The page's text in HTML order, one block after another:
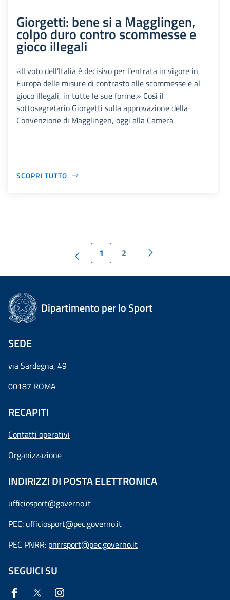
Giorgetti: bene si a Magglingen,
colpo duro contro scommesse e
gioco illegali
«Il voto dell’Italia è decisivo per l’entrata in vigore in
Europa delle misure di contrasto alle scommesse e al
gioco illegali, in tutte le sue forme.» Così il
sottosegretario Giorgetti sulla approvazione della
Convenzione di Magglingen, oggi alla Camera
SCOPRI TUTTO
1 2
Dipartimento per lo Sport
SEDE
via Sardegna, 49
00187 ROMA
RECAPITI
Contatti operativi
Organizzazione
INDIRIZZI DI POSTA ELETTRONICA
ufficiosport@governo.it
PEC: ufficiosport@pec.governo.it
PEC PNRR: pnrrsport@pec.governo.it
SEGUICI SU